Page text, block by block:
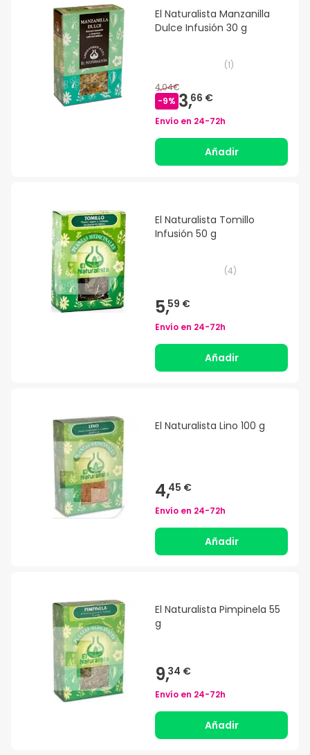
El Naturalista Manzanilla
Dulce Infusión 30 g
(1)
4,04€
-9% 3,66 €
Envío en 24-72h
Añadir
El Naturalista Tomillo
Infusión 50 g
(4)
5,59 €
Envío en 24-72h
Añadir
El Naturalista Lino 100 g
4,45 €
Envío en 24-72h
Añadir
El Naturalista Pimpinela 55
g
9,34 €
Envío en 24-72h
Añadir